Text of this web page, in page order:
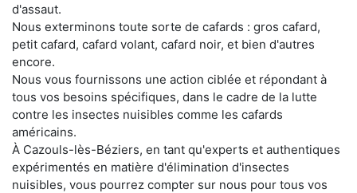
d'assaut.
Nous exterminons toute sorte de cafards : gros cafard,
petit cafard, cafard volant, cafard noir, et bien d'autres
encore.
Nous vous fournissons une action ciblée et répondant à
tous vos besoins spécifiques, dans le cadre de la lutte
contre les insectes nuisibles comme les cafards
américains.
À Cazouls-lès-Béziers, en tant qu'experts et authentiques
expérimentés en matière d'élimination d'insectes
nuisibles, vous pourrez compter sur nous pour tous vos